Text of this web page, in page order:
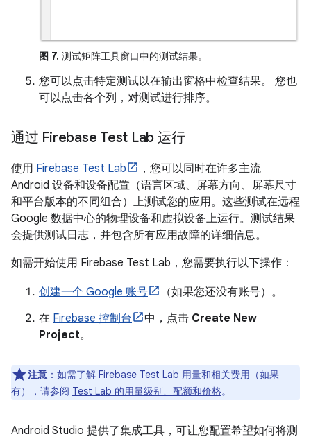
图 7. 测试矩阵工具窗口中的测试结果。
您可以点击特定测试以在输出窗格中检查结果。 您也
可以点击各个列，对测试进行排序。
通过 Firebase Test Lab 运行
使用 Firebase Test Lab
，您可以同时在许多主流
Android 设备和设备配置（语言区域、屏幕方向、屏幕尺寸
和平台版本的不同组合）上测试您的应用。这些测试在远程
Google 数据中心的物理设备和虚拟设备上运行。测试结果
会提供测试日志，并包含所有应用故障的详细信息。
如需开始使用 Firebase Test Lab，您需要执行以下操作：
创建一个 Google 账号
（如果您还没有账号）。
在 Firebase 控制台 中，点击 Create New
Project。
注意 ：如需了解 Firebase Test Lab 用量和相关费用（如果
有），请参阅 Test Lab 的用量级别、配额和价格。
Android Studio 提供了集成工具，可让您配置希望如何将测